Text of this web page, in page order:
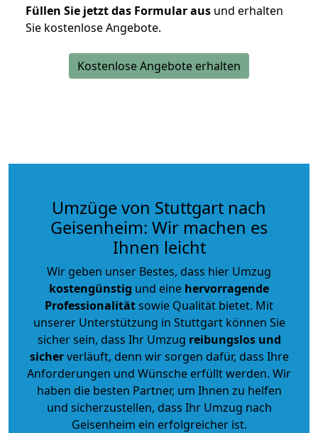
Füllen Sie jetzt das Formular aus und erhalten
Sie kostenlose Angebote.
Kostenlose Angebote erhalten
Umzüge von Stuttgart nach
Geisenheim: Wir machen es
Ihnen leicht
Wir geben unser Bestes, dass hier Umzug
kostengünstig und eine hervorragende
Professionalitätsowie Qualität bietet. Mit
unserer Unterstützung in Stuttgart können Sie
sicher sein, dass Ihr Umzug reibungslos und
sicherverläuft, denn wir sorgen dafür, dass Ihre
Anforderungen und Wünsche erfüllt werden. Wir
haben die besten Partner, um Ihnen zu helfen
und sicherzustellen, dass Ihr Umzug nach
Geisenheim ein erfolgreicher ist.